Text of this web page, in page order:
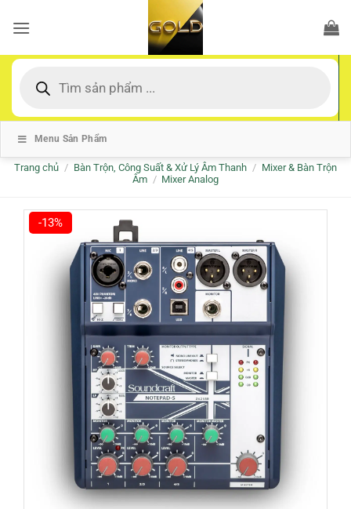
qua
dung
kiếm
Menu Sản Phẩm
Trang chủ / Bàn Trộn, Công Suất & Xử Lý Âm Thanh / Mixer & Bàn Trộn
Âm / Mixer Analog
-13%